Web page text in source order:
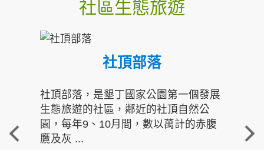
社區生態旅遊
社頂部落
社頂部落，是墾丁國家公園第一個發展
生態旅遊的社區，鄰近的社頂自然公
園，每年9、10月間，數以萬計的赤腹
鷹及灰 ...
重
走進